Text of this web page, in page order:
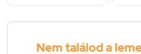
Nem találod a